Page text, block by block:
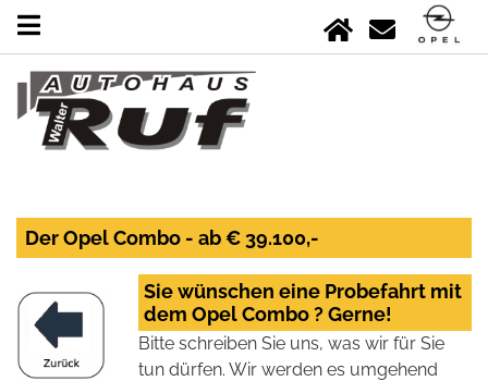
Der Opel Combo - ab € 39.100,-
Sie wünschen eine Probefahrt mit
dem Opel Combo ? Gerne!
Bitte schreiben Sie uns, was wir für Sie
tun dürfen. Wir werden es umgehend